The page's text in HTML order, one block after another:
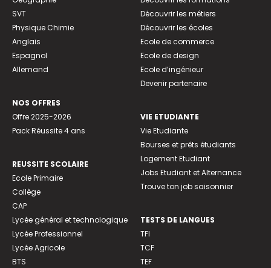
SVT
Physique Chimie
Anglais
Espagnol
Allemand
NOS OFFRES
Offre 2025-2026
Pack Réussite 4 ans
REUSSITE SCOLAIRE
Ecole Primaire
Collège
CAP
Lycée général et technologique
Lycée Professionnel
Lycée Agricole
BTS
Découvrir les métiers
Découvrir les écoles
Ecole de commerce
Ecole de design
Ecole d’ingénieur
Devenir partenaire
VIE ETUDIANTE
Vie Etudiante
Bourses et prêts étudiants
Logement Etudiant
Jobs Etudiant et Alternance
Trouve ton job saisonnier
TESTS DE LANGUES
TFI
TCF
TEF